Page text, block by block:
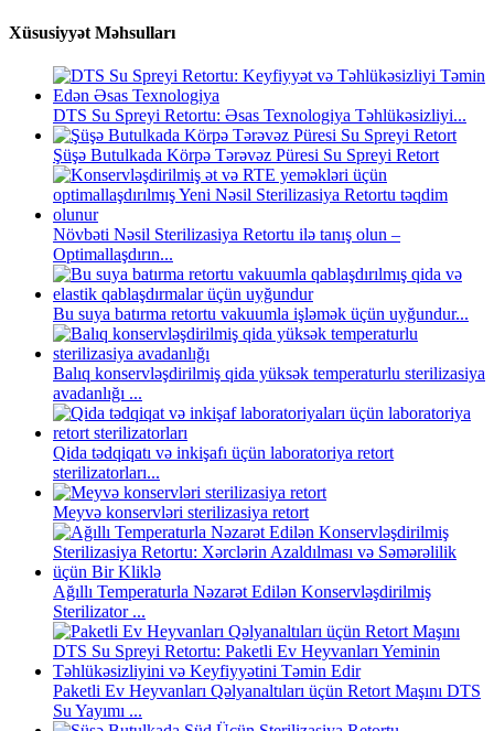
Xüsusiyyət Məhsulları
DTS Su Spreyi Retortu: Əsas Texnologiya Təhlükəsizliyi...
Şüşə Butulkada Körpə Tərəvəz Püresi Su Spreyi Retort
Növbəti Nəsil Sterilizasiya Retortu ilə tanış olun –
Optimallaşdırın...
Bu suya batırma retortu vakuumla işləmək üçün uyğundur...
Balıq konservləşdirilmiş qida yüksək temperaturlu sterilizasiya
avadanlığı ...
Qida tədqiqatı və inkişafı üçün laboratoriya retort
sterilizatorları...
Meyvə konservləri sterilizasiya retort
Ağıllı Temperaturla Nəzarət Edilən Konservləşdirilmiş
Sterilizator ...
Paketli Ev Heyvanları Qəlyanaltıları üçün Retort Maşını DTS
Su Yayımı ...